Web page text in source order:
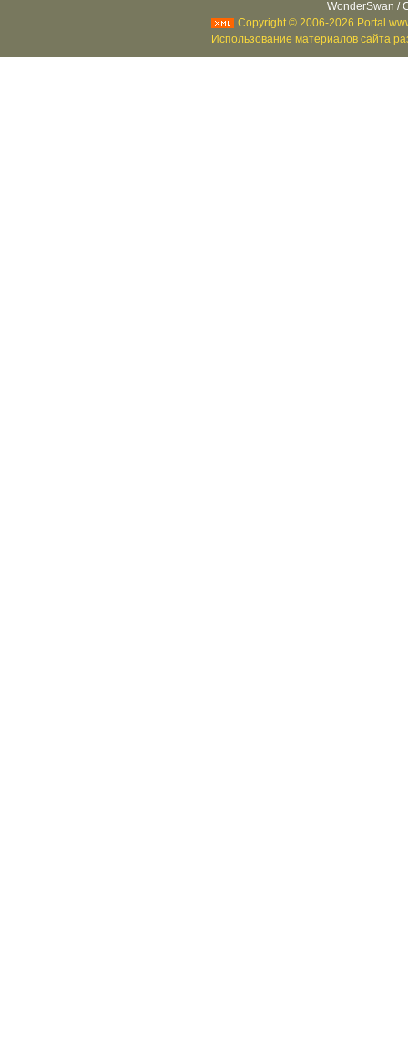
WonderSwan /
Copyright © 2006-2026 Portal
Использование материалов сайта